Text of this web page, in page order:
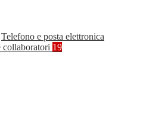
Telefono e posta elettronica
collaboratori 19